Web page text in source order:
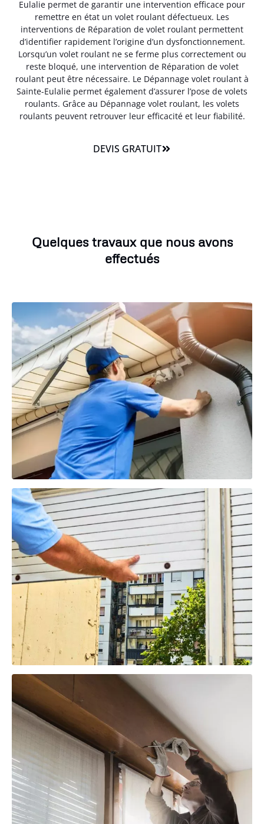
Eulalie permet de garantir une intervention efficace pour
remettre en état un volet roulant défectueux. Les
interventions de Réparation de volet roulant permettent
d’identifier rapidement l’origine d’un dysfonctionnement.
Lorsqu’un volet roulant ne se ferme plus correctement ou
reste bloqué, une intervention de Réparation de volet
roulant peut être nécessaire. Le Dépannage volet roulant à
Sainte-Eulalie permet également d’assurer l’pose de volets
roulants. Grâce au Dépannage volet roulant, les volets
roulants peuvent retrouver leur efficacité et leur fiabilité.
DEVIS GRATUIT
Quelques travaux que nous avons
effectués